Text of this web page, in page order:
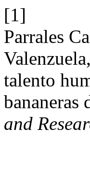
[1]
Parrales
talento
and